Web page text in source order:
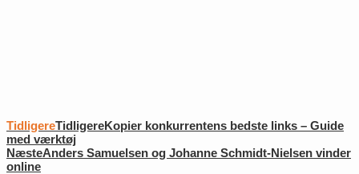
TidligereTidligereKopier konkurrentens bedste links – Guide
med værktøj
NæsteAnders Samuelsen og Johanne Schmidt-Nielsen vinder
online